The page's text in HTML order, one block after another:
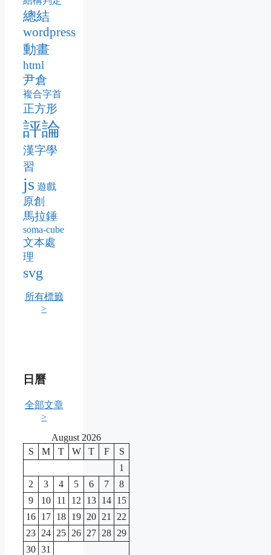
總結
wordpress
動畫
html
尹倉
複合字首
正方形
評論
漢字學
習
js 遊戲
原創
馬拉錘
soma-cube
文本處
理
svg
所有標籤
>
日曆
全部文章
>
August 2026
S
M T W T F
S
1
2
3 4 5 6 7
8
9
10 11 12 13 14 15
16 17 18 19 20 21
22
23 24 25 26 27 28 29
30 31